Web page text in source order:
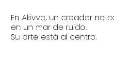
En Akivva, un creador no
en un mar de ruido.
Su arte está al centro.